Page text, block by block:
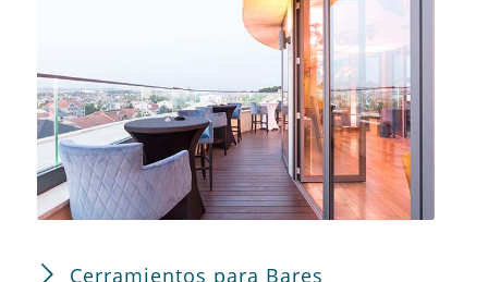
Cerramientos para Bares